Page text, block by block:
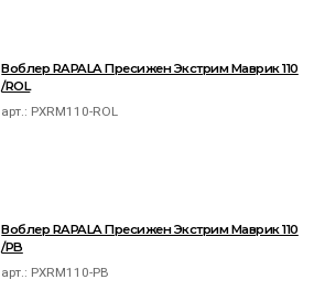
Воблер RAPALA Пресижен Экстрим Маврик 110
/ROL
арт.: PXRM110-ROL
Воблер RAPALA Пресижен Экстрим Маврик 110
/PB
арт.: PXRM110-PB